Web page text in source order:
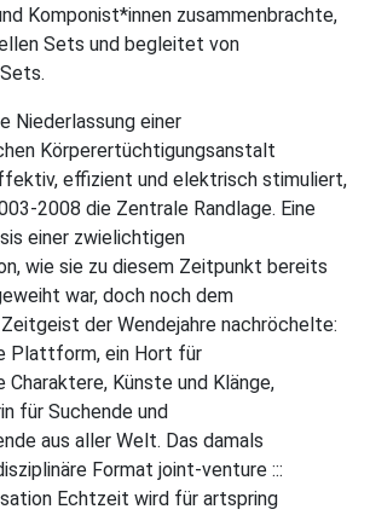
Komponist*innen zusammenbrachte,
Sets und begleitet von
Niederlassung einer
Körperertüchtigungsanstalt
effizient und elektrisch stimuliert,
2008 die Zentrale Randlage. Eine
einer zwielichtigen
wie sie zu diesem Zeitpunkt bereits
war, doch noch dem
der Wendejahre nachröchelte:
Plattform, ein Hort für
Künste und Klänge,
für Suchende und
aus aller Welt. Das damals
Format joint-venture :::
Echtzeit wird für artspring